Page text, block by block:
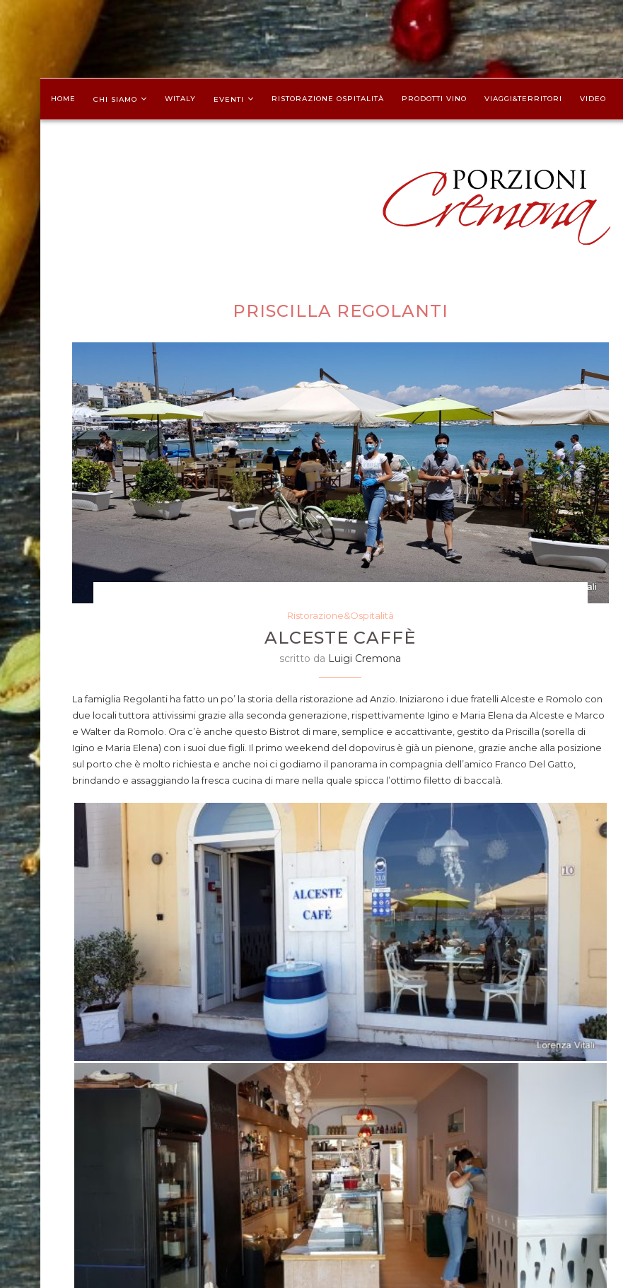
HOME CHI SIAMO WITALY EVENTI RISTORAZIONE OSPITALITÀ PRODOTTI VINO VIAGGI&TERRITORI VIDEO
PRISCILLA REGOLANTI
Ristorazione&Ospitalità
ALCESTE CAFFÈ
scritto da Luigi Cremona
La famiglia Regolanti ha fatto un po’ la storia della ristorazione ad Anzio. Iniziarono i due fratelli Alceste e Romolo con
due locali tuttora attivissimi grazie alla seconda generazione, rispettivamente Igino e Maria Elena da Alceste e Marco
e Walter da Romolo. Ora c’è anche questo Bistrot di mare, semplice e accattivante, gestito da Priscilla (sorella di
Igino e Maria Elena) con i suoi due figli. Il primo weekend del dopovirus è già un pienone, grazie anche alla posizione
sul porto che è molto richiesta e anche noi ci godiamo il panorama in compagnia dell’amico Franco Del Gatto,
brindando e assaggiando la fresca cucina di mare nella quale spicca l’ottimo filetto di baccalà.